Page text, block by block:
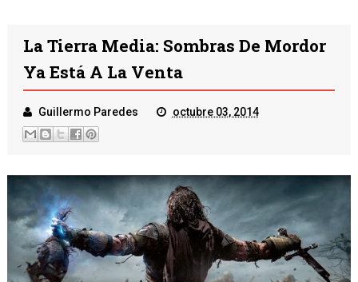
La Tierra Media: Sombras De Mordor
Ya Está A La Venta
Guillermo Paredes octubre 03, 2014